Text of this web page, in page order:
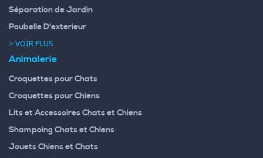
Séparation de Jardin
Poubelle D'exterieur
> VOIR PLUS
Animalerie
Croquettes pour Chats
Croquettes pour Chiens
Lits et Accessoires Chats et Chiens
Shampoing Chats et Chiens
Jouets Chiens et Chats